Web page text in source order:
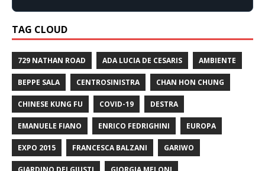
TAG CLOUD
729 NATHAN ROAD ADA LUCIA DE CESARIS AMBIENTE
BEPPE SALA CENTROSINISTRA CHAN HON CHUNG
CHINESE KUNG FU COVID-19 DESTRA
EMANUELE FIANO ENRICO FEDRIGHINI EUROPA
EXPO 2015 FRANCESCA BALZANI GARIWO